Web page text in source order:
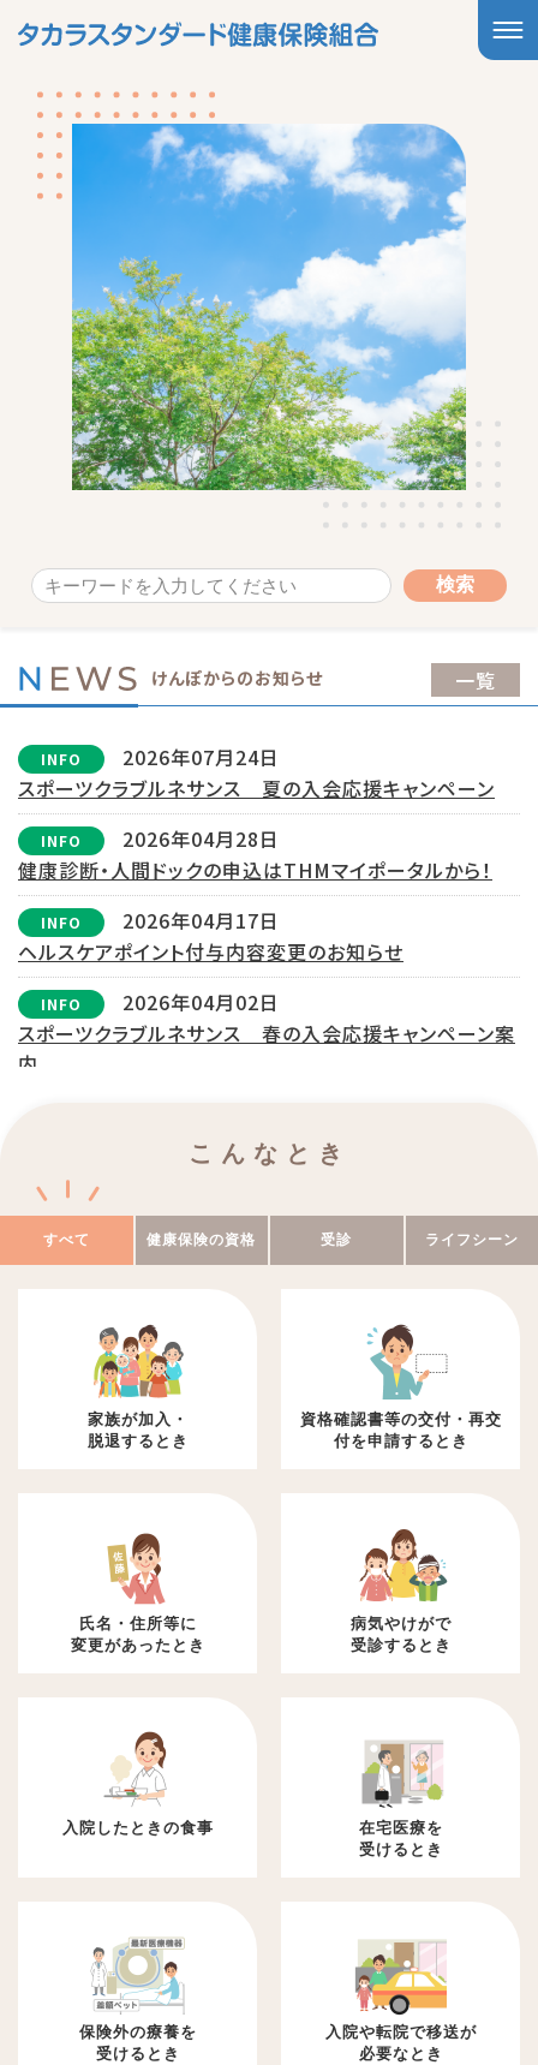
けんぽからのお知らせ 一覧
INFO
2026年07月24日
スポーツクラブルネサンス 夏の入会応援キャンペーン
INFO
2026年04月28日
健康診断・人間ドックの申込はTHMマイポータルから！
INFO
2026年04月17日
ヘルスケアポイント付与内容変更のお知らせ
INFO
2026年04月02日
スポーツクラブルネサンス 春の入会応援キャンペーン案
内
機関誌（マイヘルス）２０２６年春号が掲載されました。
こんなとき
すべて 健康保険の資格 受診 ライフシーン
家族が加入・
脱退するとき
資格確認書等の交付・再交
付を申請するとき
氏名・住所等に
変更があったとき
病気やけがで
受診するとき
入院したときの食事
在宅医療を
受けるとき
保険外の療養を
受けるとき
入院や転院で移送が
必要なとき